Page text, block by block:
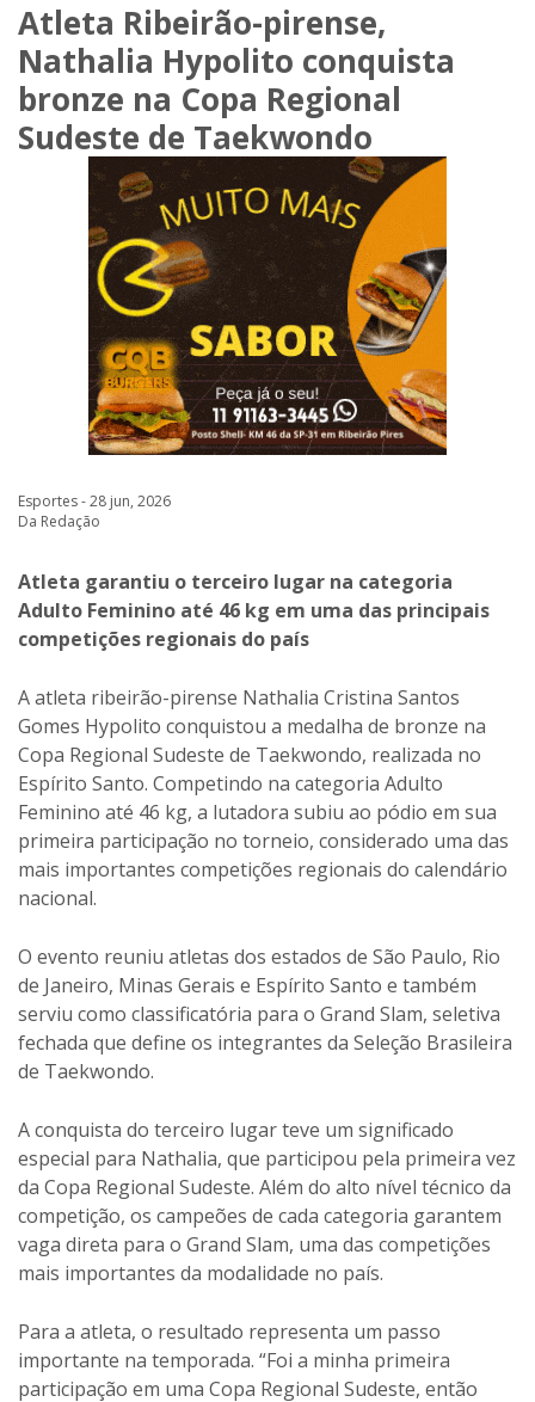
Atleta Ribeirão-pirense,
Nathalia Hypolito conquista
bronze na Copa Regional
Sudeste de Taekwondo
Esportes - 28 jun, 2026
Da Redação
Atleta garantiu o terceiro lugar na categoria
Adulto Feminino até 46 kg em uma das principais
competições regionais do país
A atleta ribeirão-pirense Nathalia Cristina Santos
Gomes Hypolito conquistou a medalha de bronze na
Copa Regional Sudeste de Taekwondo, realizada no
Espírito Santo. Competindo na categoria Adulto
Feminino até 46 kg, a lutadora subiu ao pódio em sua
primeira participação no torneio, considerado uma das
mais importantes competições regionais do calendário
nacional.
O evento reuniu atletas dos estados de São Paulo, Rio
de Janeiro, Minas Gerais e Espírito Santo e também
serviu como classificatória para o Grand Slam, seletiva
fechada que define os integrantes da Seleção Brasileira
de Taekwondo.
A conquista do terceiro lugar teve um significado
especial para Nathalia, que participou pela primeira vez
da Copa Regional Sudeste. Além do alto nível técnico da
competição, os campeões de cada categoria garantem
vaga direta para o Grand Slam, uma das competições
mais importantes da modalidade no país.
Para a atleta, o resultado representa um passo
importante na temporada. “Foi a minha primeira
participação em uma Copa Regional Sudeste, então